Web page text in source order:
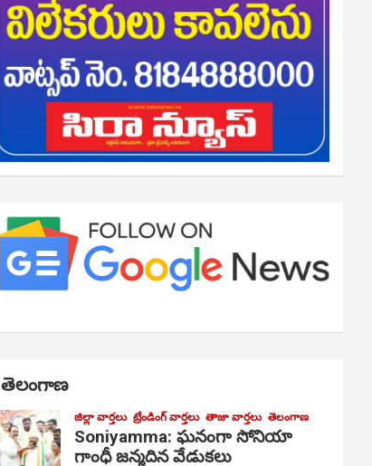
తెలంగాణ
జిల్లా వార్తలు ట్రేండింగ్ వార్తలు తాజా వార్తలు తెలంగాణ
Soniyamma: ఘ‌నంగా సోనియా
గాంధీ జ‌న్మ‌దిన వేడుక‌లు